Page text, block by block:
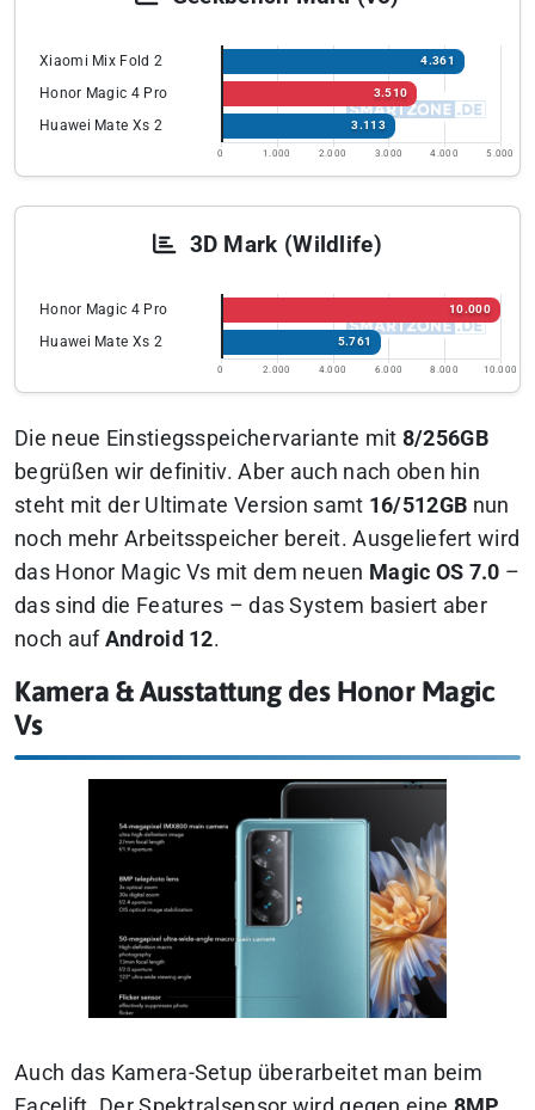
Xiaomi Mix Fold 2 4.361
Honor Magic 4 Pro 3.510
Huawei Mate Xs 2 3.113
0 1.000 2.000 3.000 4.000 5.000
3D Mark (Wildlife)
Honor Magic 4 Pro 10.000
Huawei Mate Xs 2 5.761
0 2.000 4.000 6.000 8.000 10.000
Die neue Einstiegsspeichervariante mit 8/256GB
begrüßen wir definitiv. Aber auch nach oben hin
steht mit der Ultimate Version samt 16/512GB nun
noch mehr Arbeitsspeicher bereit. Ausgeliefert wird
das Honor Magic Vs mit dem neuen Magic OS 7.0 –
das sind die Features – das System basiert aber
noch auf Android 12.
Kamera & Ausstattung des Honor Magic
Vs
Auch das Kamera-Setup überarbeitet man beim